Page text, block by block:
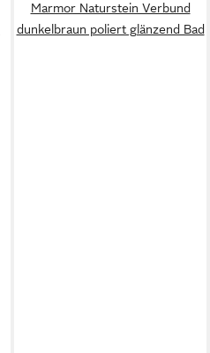
Marmor Naturstein Verbund
dunkelbraun poliert glänzend Bad